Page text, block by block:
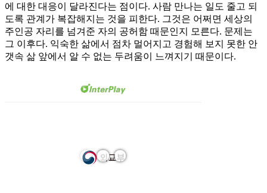
에 대한 대응이 달라진다는 점이다. 사람 만나는 일도 줄고 되
도록 관계가 복잡해지는 것을 피한다. 그것은 어쩌면 세상의
주인공 자리를 넘겨준 자의 공허함 때문인지 모른다. 문제는
그 이후다. 익숙한 삶에서 점차 멀어지고 경험해 보지 못한 안
갯속 삶 앞에서 알 수 없는 두려움이 느껴지기 때문이다.